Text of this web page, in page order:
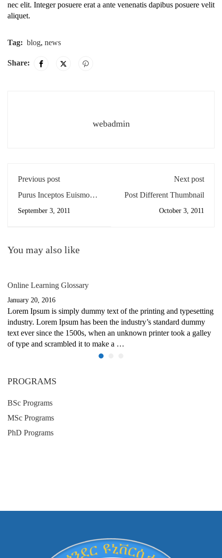
nec elit. Integer posuere erat a ante venenatis dapibus posuere velit
aliquet.
Tag: blog, news
Share:
webadmin
Previous post
Purus Inceptos Euismod
September 3, 2011
Next post
Post Different Thumbnail
October 3, 2011
You may also like
Online Learning Glossary
January 20, 2016
Lorem Ipsum is simply dummy text of the printing and typesetting
industry. Lorem Ipsum has been the industry’s standard dummy
text ever since the 1500s, when an unknown printer took a galley
of type and scrambled it to make a …
PROGRAMS
BSc Programs
MSc Programs
PhD Programs